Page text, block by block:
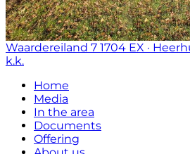
Waardereiland 7 1704 EX ·
k.k.
Home
Media
In the area
Documents
Offering